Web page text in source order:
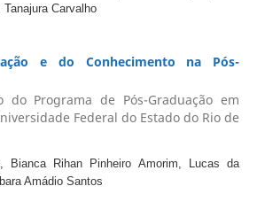
Carvalho
e do Conhecimento na Pós-
Programa de Pós-Graduação em
Federal do Estado do Rio de
Bianca Rihan Pinheiro Amorim, Lucas da
Amádio Santos